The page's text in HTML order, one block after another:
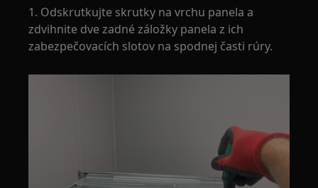
1. Odskrutkujte skrutky na vrchu panela a
zdvihnite dve zadné záložky panela z ich
zabezpečovacích slotov na spodnej časti rúry.